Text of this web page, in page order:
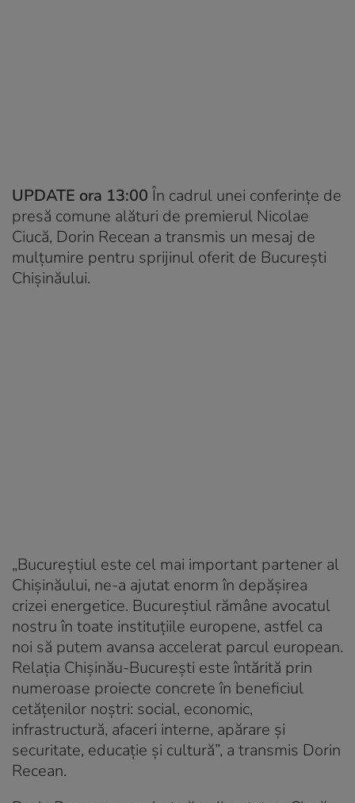
UPDATE ora 13:00În cadrul unei conferințe de
presă comune alături de premierul Nicolae
Ciucă, Dorin Recean a transmis un mesaj de
mulțumire pentru sprijinul oferit de București
Chișinăului.
„Bucureștiul este cel mai important partener al
Chișinăului, ne-a ajutat enorm în depășirea
crizei energetice. Bucureștiul rămâne avocatul
nostru în toate instituțiile europene, astfel ca
noi să putem avansa accelerat parcul european.
Relația Chișinău-București este întărită prin
numeroase proiecte concrete în beneficiul
cetățenilor noștri: social, economic,
infrastructură, afaceri interne, apărare și
securitate, educație și cultură”, a transmis Dorin
Recean.